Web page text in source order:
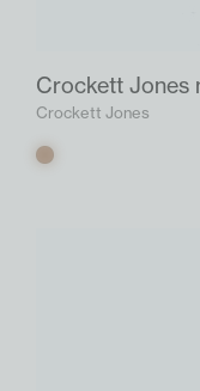
Crockett Jones
Crockett Jones
Bruin